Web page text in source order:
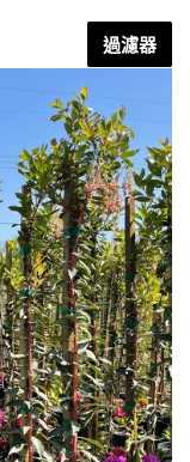
過濾器